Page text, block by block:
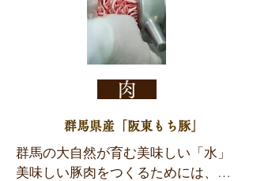
肉
群馬の大自然が育む美味しい「水」
美味しい豚肉をつくるためには、徹
群馬県産「阪東もち豚」